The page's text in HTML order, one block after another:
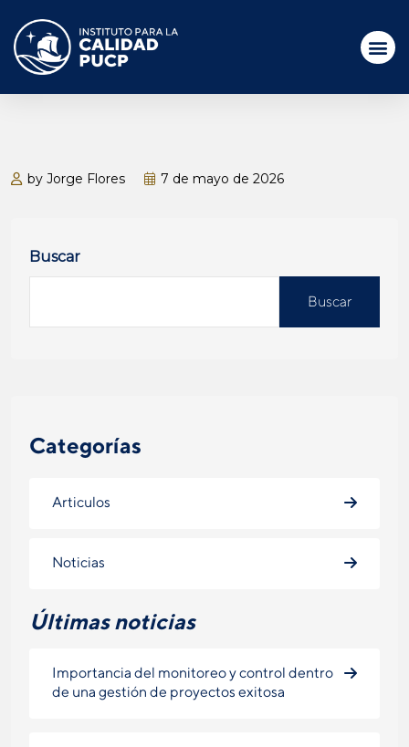
by Jorge Flores 7 de mayo de 2026
Buscar
Buscar
Categorías
Articulos
Noticias
Últimas noticias
Importancia del monitoreo y control dentro
de una gestión de proyectos exitosa